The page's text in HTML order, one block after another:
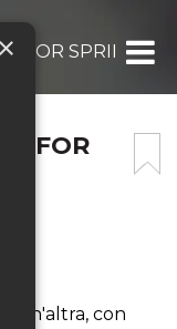
FOR SPRING
FOR
un'altra, con
×